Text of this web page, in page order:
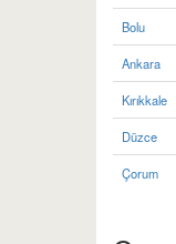
Bolu
Ankara
Kırıkkale
Düzce
Çorum